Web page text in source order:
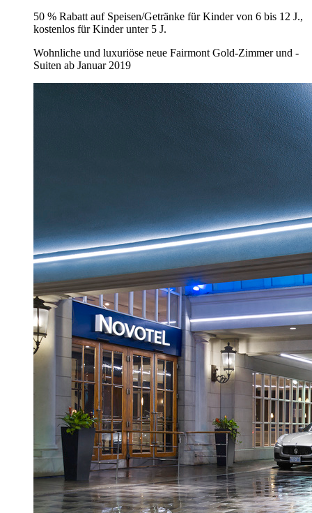
50 % Rabatt auf Speisen/Getränke für Kinder von 6 bis 12 J.,
kostenlos für Kinder unter 5 J.
Wohnliche und luxuriöse neue Fairmont Gold-Zimmer und -
Suiten ab Januar 2019